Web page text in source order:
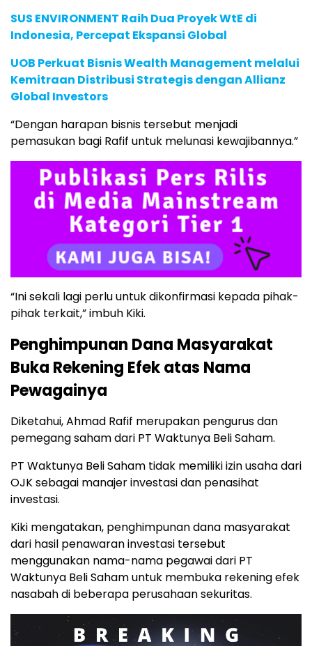
SUS ENVIRONMENT Raih Dua Proyek WtE di
Indonesia, Percepat Ekspansi Global
UOB Perkuat Bisnis Wealth Management melalui
Kemitraan Distribusi Strategis dengan Allianz
Global Investors
“Dengan harapan bisnis tersebut menjadi
pemasukan bagi Rafif untuk melunasi kewajibannya.”
“Ini sekali lagi perlu untuk dikonfirmasi kepada pihak-
pihak terkait,” imbuh Kiki.
Penghimpunan Dana Masyarakat
Buka Rekening Efek atas Nama
Pewagainya
Diketahui, Ahmad Rafif merupakan pengurus dan
pemegang saham dari PT Waktunya Beli Saham.
PT Waktunya Beli Saham tidak memiliki izin usaha dari
OJK sebagai manajer investasi dan penasihat
investasi.
Kiki mengatakan, penghimpunan dana masyarakat
dari hasil penawaran investasi tersebut
menggunakan nama-nama pegawai dari PT
Waktunya Beli Saham untuk membuka rekening efek
nasabah di beberapa perusahaan sekuritas.